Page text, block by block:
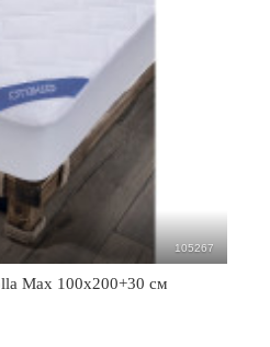
105267
Max 100х200+30 см